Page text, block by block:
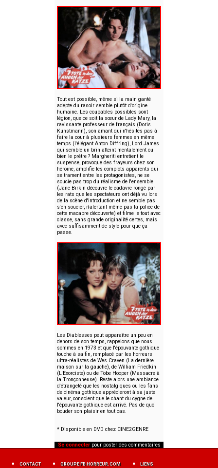
Tout est possible, même si la main ganté
adepte du rasoir semble plutôt d'origine
humaine. Les coupables possibles sont
légion, que ce soit la sœur de Lady Mary, la
ravissante professeur de français (Doris
Kunstmann), son amant qui n'hésites pas à
faire la cour à plusieurs femmes en même
temps (l'élégant Anton Diffring), Lord James
qui semble un brin atteint mentalement ou
bien le prêtre ? Margheriti entretient le
suspense, provoque des frayeurs chez son
héroïne, amplifie les complots apparents qui
se trament entre les protagonistes, ne se
soucie pas trop du réalisme de l'ensemble
(Jane Birkin découvre le cadavre rongé par
les rats que les spectateurs ont déjà vu lors
de la scène d'introduction et ne semble pas
s'en soucier, n'alertant même pas la police de
cette macabre découverte) et filme le tout avec
classe, sans grande originalité certes, mais
avec suffisamment de style pour que ça
passe.
Les Diablesses peut apparaître un peu en
dehors de son temps, rappelons que nous
sommes en 1973 et que l'épouvante gothique
touche à sa fin, remplacé par les horreurs
ultra-réalistes de Wes Craven (La dernière
maison sur la gauche), de William Friedkin
(L'Exorciste) ou de Tobe Hooper (Massacre à
la Tronçonneuse). Reste alors une ambiance
d'étrangeté que les nostalgiques ou les fans
de cinéma gothique apprécieront à sa juste
valeur, conscient que le chant du cygne de
l'épouvante gothique est arrivé. Pas de quoi
bouder son plaisir en tout cas.
* Disponible en DVD chez CINE2GENRE
Se connecterpour poster des commentaires
CONTACT GROUPE FB HORREUR.COM LIENS